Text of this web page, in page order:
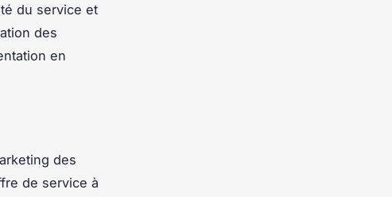
du service et
des
en
des
de service à